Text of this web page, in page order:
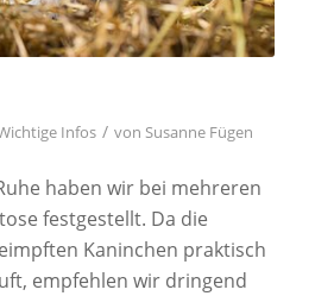
Infos / von Susanne Fügen
haben wir bei mehreren
festgestellt. Da die
Kaninchen praktisch
empfehlen wir dringend